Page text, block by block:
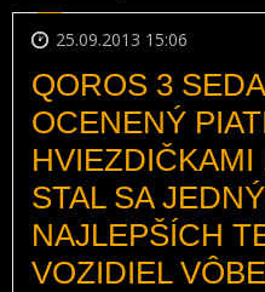
25.09.2013 15:06
QOROS 3
OCENENÝ
STAL SA
NAJLEPŠÍCH
VOZIDIEL